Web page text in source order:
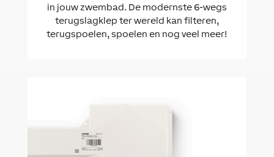
in jouw zwembad. De modernste 6-wegs
terugslagklep ter wereld kan filteren,
terugspoelen, spoelen en nog veel meer!